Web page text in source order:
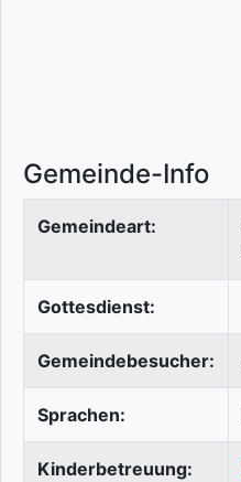
Gemeinde-Info
Gemeindeart:
Gottesdienst:
Gemeindebesucher:
Sprachen:
Kinderbetreuung: